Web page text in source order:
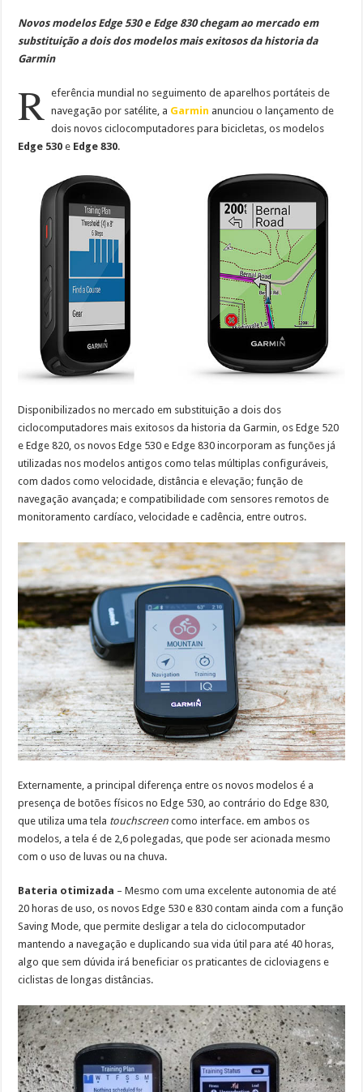
Novos modelos Edge 530 e Edge 830 chegam ao mercado em
substituição a dois dos modelos mais exitosos da historia da
Garmin
R eferência mundial no seguimento de aparelhos portáteis de
navegação por satélite, a Garmin anunciou o lançamento de
dois novos ciclocomputadores para bicicletas, os modelos
Edge 530 e Edge 830.
Disponibilizados no mercado em substituição a dois dos
ciclocomputadores mais exitosos da historia da Garmin, os Edge 520
e Edge 820, os novos Edge 530 e Edge 830 incorporam as funções já
utilizadas nos modelos antigos como telas múltiplas configuráveis,
com dados como velocidade, distância e elevação; função de
navegação avançada; e compatibilidade com sensores remotos de
monitoramento cardíaco, velocidade e cadência, entre outros.
Externamente, a principal diferença entre os novos modelos é a
presença de botões físicos no Edge 530, ao contrário do Edge 830,
que utiliza uma tela touchscreen como interface. em ambos os
modelos, a tela é de 2,6 polegadas, que pode ser acionada mesmo
com o uso de luvas ou na chuva.
Bateria otimizada – Mesmo com uma excelente autonomia de até
20 horas de uso, os novos Edge 530 e 830 contam ainda com a função
Saving Mode, que permite desligar a tela do ciclocomputador
mantendo a navegação e duplicando sua vida útil para até 40 horas,
algo que sem dúvida irá beneficiar os praticantes de cicloviagens e
ciclistas de longas distâncias.